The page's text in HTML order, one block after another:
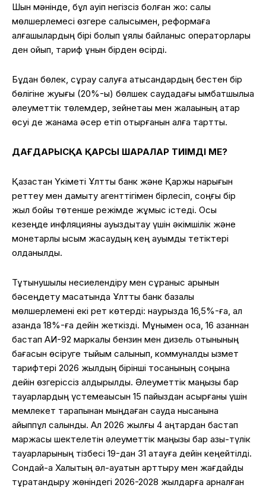
Шын мәнінде, бұл қауіп негізсіз болған жоқ: салық
мөлшерлемесі өзгере салысымен, реформаға
алғашқылардың бірі болып ұялы байланыс операторлары
ден қойып, тариф құнын бірден өсірді.
Бұдан бөлек, сұрау салуға қатысқандардың бестен бір
бөлігіне жуығы (20%-ы) бөлшек саудадағы қымбатшылыққа
әлеуметтік төлемдер, зейнетақы мен жалақының қатар
өсуі де жанама әсер етіп отырғанын алға тартты.
ДАҒДАРЫСҚА ҚАРСЫ ШАРАЛАР ТИІМДІ МЕ?
Қазақстан Үкіметі Ұлттық банк және Қаржы нарығын
реттеу мен дамыту агенттігімен бірлесіп, соңғы бір
жыл бойы төтенше режімде жұмыс істеді. Осы
кезеңде инфляцияны ауыздықтау үшін әкімшілік және
монетарлық қысым жасаудың кең ауқымды тетіктері
қолданылды.
Тұтынушылық несиелендіру мен сұраныс қарқынын
бәсеңдету мақсатында Ұлттық банк базалық
мөлшерлемені екі рет көтерді: наурызда 16,5%-ға, ал
қазанда 18%-ға дейін жеткізді. Мұнымен қоса, 16 қазаннан
бастап АИ-92 маркалы бензин мен дизель отынының
бағасын өсіруге тыйым салынып, коммуналдық қызмет
тарифтері 2026 жылдың бірінші тоқсанының соңына
дейін өзгеріссіз қалдырылды. Әлеуметтік маңызы бар
тауарлардың үстемеақысын 15 пайыздан асырғаны үшін
мемлекет тарапынан мыңдаған сауда нысанына
айыппұл салынды. Ал 2026 жылғы 4 қаңтардан бастап
маржасы шектелетін әлеуметтік маңызы бар азық-түлік
тауарларының тізбесі 19-дан 31 атауға дейін кеңейтілді.
Сондай-ақ Халықтың әл-ауқатын арттыру мен жағдайды
тұрақтандыру жөніндегі 2026-2028 жылдарға арналған